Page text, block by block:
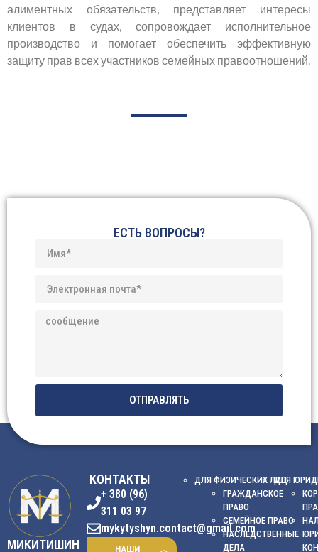
алиментных обязательств, представляет интересы
клиентов в судах, сопровождает исполнительное
производство и помогает обеспечить эффективную
защиту прав всех участников семейных правоотношений.
ЕСТЬ ВОПРОСЫ?
ОТПРАВЛЯТЬ
МИКИТИШИН
КОНТАКТЫ
+ 380 (96)
311 03 97
mykytyshyn.contact@gmail.com
НАШИ
ДЛЯ ФИЗИЧЕСКИХ ЛИЦ
ГРАЖДАНСКОЕ
ПРАВО
СЕМЕЙНОЕ ПРАВО
НАСЛЕДСТВЕННЫЕ
ДЕЛА
ДЛЯ